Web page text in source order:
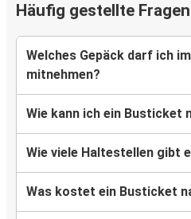
Häufig gestellte Fragen
Welches Gepäck darf ich
mitnehmen?
Wie kann ich ein Busticket
Wie viele Haltestellen gibt
Was kostet ein Busticket